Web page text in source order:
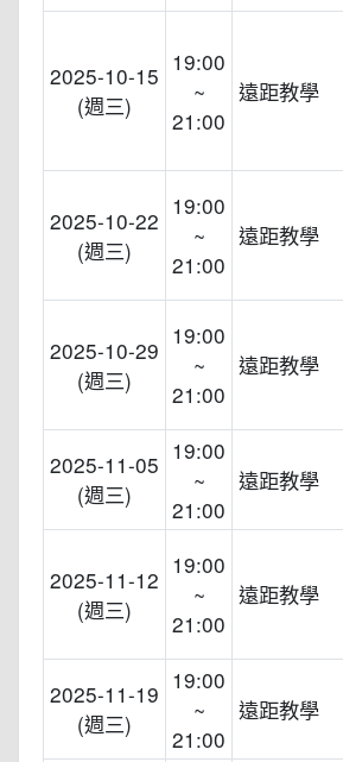
2025-10-15
(週三)
19:00
~
21:00
遠距教學
2025-10-22
(週三)
19:00
~
21:00
遠距教學
2025-10-29
(週三)
19:00
~
21:00
遠距教學
2025-11-05
(週三)
19:00
~
21:00
遠距教學
2025-11-12
(週三)
19:00
~
21:00
遠距教學
2025-11-19
(週三)
19:00
~
21:00
遠距教學